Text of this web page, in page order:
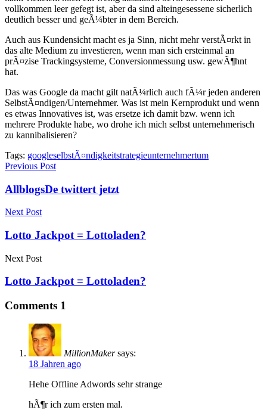
vollkommen leer gefegt ist, aber da sind alteingesessene sicherlich
deutlich besser und geÃ¼bter in dem Bereich.
Auch aus Kundensicht macht es ja Sinn, nicht mehr verstÃ¤rkt in
das alte Medium zu investieren, wenn man sich ersteinmal an
prÃ¤zise Trackingsysteme, Conversionmessung usw. gewÃ¶hnt
hat.
Das was Google da macht gilt natÃ¼rlich auch fÃ¼r jeden anderen
SelbstÃ¤ndigen/Unternehmer. Was ist mein Kernprodukt und wenn
es etwas Innovatives ist, was ersetze ich damit bzw. wenn ich
mehrere Produkte habe, wo drohe ich mich selbst unternehmerisch
zu kannibalisieren?
Tags: googleselbstÃ¤ndigkeitstrategieunternehmertum
Previous Post
AllblogsDe twittert jetzt
Next Post
Lotto Jackpot = Lottoladen?
Next Post
Lotto Jackpot = Lottoladen?
Comments 1
MillionMaker says:
18 Jahren ago
Hehe Offline Adwords sehr strange
hÃ¶r ich zum ersten mal.